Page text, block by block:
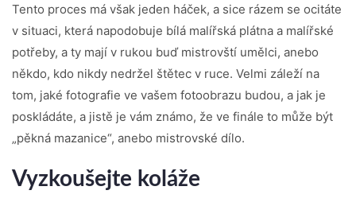
Tento proces má však jeden háček, a sice rázem se ocitáte
v situaci, která napodobuje bílá malířská plátna a malířské
potřeby, a ty mají v rukou buď mistrovští umělci, anebo
někdo, kdo nikdy nedržel štětec v ruce. Velmi záleží na
tom, jaké fotografie ve vašem fotoobrazu budou, a jak je
poskládáte, a jistě je vám známo, že ve finále to může být
„pěkná mazanice“, anebo mistrovské dílo.
Vyzkoušejte koláže